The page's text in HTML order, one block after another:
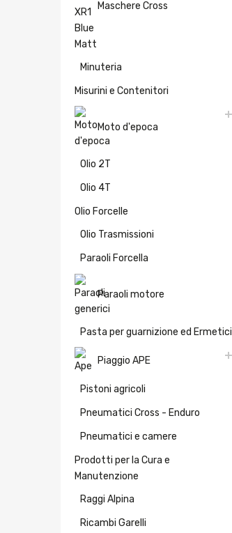
Maschere Cross
Minuteria
Misurini e Contenitori
Moto d'epoca
Olio 2T
Olio 4T
Olio Forcelle
Olio Trasmissioni
Paraoli Forcella
Paraoli motore
Pasta per guarnizione ed Ermetici
Piaggio APE
Pistoni agricoli
Pneumatici Cross - Enduro
Pneumatici e camere
Prodotti per la Cura e
Manutenzione
Raggi Alpina
Ricambi Garelli